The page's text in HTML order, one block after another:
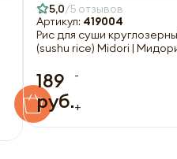
5,0 5 отзывов
Артикул: 419004
Рис для суши
(sushu rice) Midori |
189
руб.
-
+